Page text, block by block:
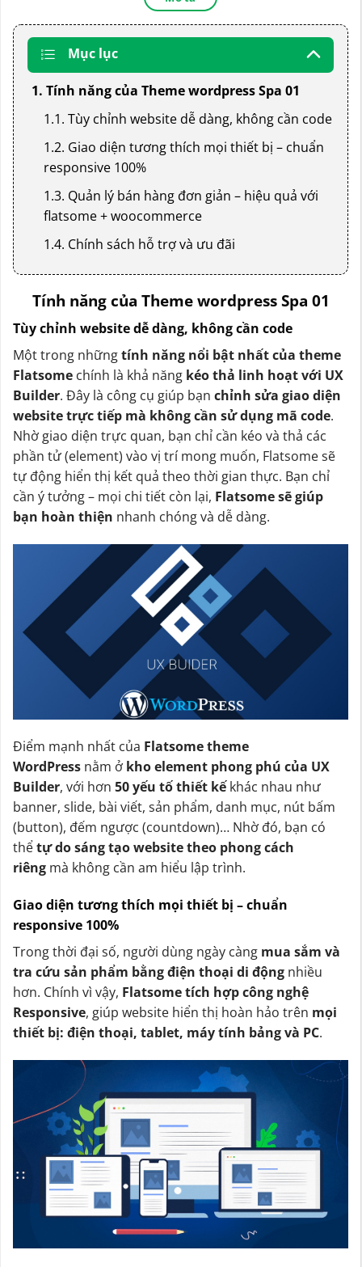
Mục lục
1. Tính năng của Theme wordpress Spa 01
1.1. Tùy chỉnh website dễ dàng, không cần code
1.2. Giao diện tương thích mọi thiết bị – chuẩn
responsive 100%
1.3. Quản lý bán hàng đơn giản – hiệu quả với
flatsome + woocommerce
1.4. Chính sách hỗ trợ và ưu đãi
Tính năng của Theme wordpress Spa 01
Tùy chỉnh website dễ dàng, không cần code
Một trong nhữngtính năng nổi bật nhất của theme
Flatsome chính là khả năng kéo thả linh hoạt với UX
Builder. Đây là công cụ giúp bạn chỉnh sửa giao diện
website trực tiếp mà không cần sử dụng mã code.
Nhờ giao diện trực quan, bạn chỉ cần kéo và thả các
phần tử (element) vào vị trí mong muốn, Flatsome sẽ
tự động hiển thị kết quả theo thời gian thực. Bạn chỉ
cần ý tưởng – mọi chi tiết còn lại, Flatsome sẽ giúp
bạn hoàn thiện nhanh chóng và dễ dàng.
Điểm mạnh nhất của Flatsome theme
WordPress nằm ở kho element phong phú của UX
Builder, với hơn 50 yếu tố thiết kếkhác nhau như
banner, slide, bài viết, sản phẩm, danh mục, nút bấm
(button), đếm ngược (countdown)… Nhờ đó, bạn có
thểtự do sáng tạo website theo phong cách
riêng mà không cần am hiểu lập trình.
Giao diện tương thích mọi thiết bị – chuẩn
responsive 100%
Trong thời đại số, người dùng ngày càng mua sắm và
tra cứu sản phẩm bằng điện thoại di động nhiều
hơn. Chính vì vậy, Flatsome tích hợp công nghệ
Responsive, giúp website hiển thị hoàn hảo trên mọi
thiết bị: điện thoại, tablet, máy tính bảng và PC.